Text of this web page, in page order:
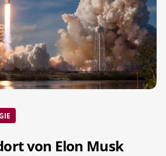
von Elon Musk